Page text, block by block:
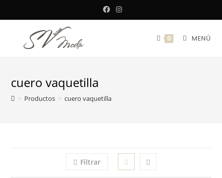
al
0 MENÚ
cuero vaquetilla
> Productos > cuero vaquetilla
Filtrar